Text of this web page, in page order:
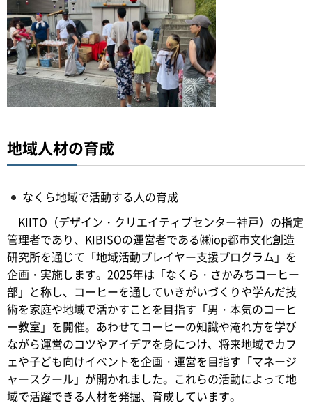
地域人材の育成
なくら地域で活動する人の育成
KIITO（デザイン・クリエイティブセンター神戸）の指定
管理者であり、KIBISOの運営者である㈱iop都市文化創造
研究所を通じて「地域活動プレイヤー支援プログラム」を
企画・実施します。2025年は「なくら・さかみちコーヒー
部」と称し、コーヒーを通していきがいづくりや学んだ技
術を家庭や地域で活かすことを目指す「男・本気のコーヒ
ー教室」を開催。あわせてコーヒーの知識や淹れ方を学び
ながら運営のコツやアイデアを身につけ、将来地域でカフ
ェや子ども向けイベントを企画・運営を目指す「マネージ
ャースクール」が開かれました。これらの活動によって地
域で活躍できる人材を発掘、育成しています。